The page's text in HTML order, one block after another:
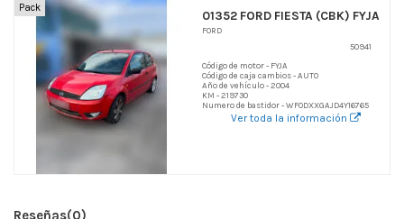
Pack
01352 FORD FIESTA (CBK) FYJA
FORD
50941
Código de motor - FYJA
Código de caja cambios - AUTO
Año de vehículo - 2004
KM - 219730
Numero de bastidor - WF0DXXGAJD4Y16765
Ver toda la información
Reseñas(0)